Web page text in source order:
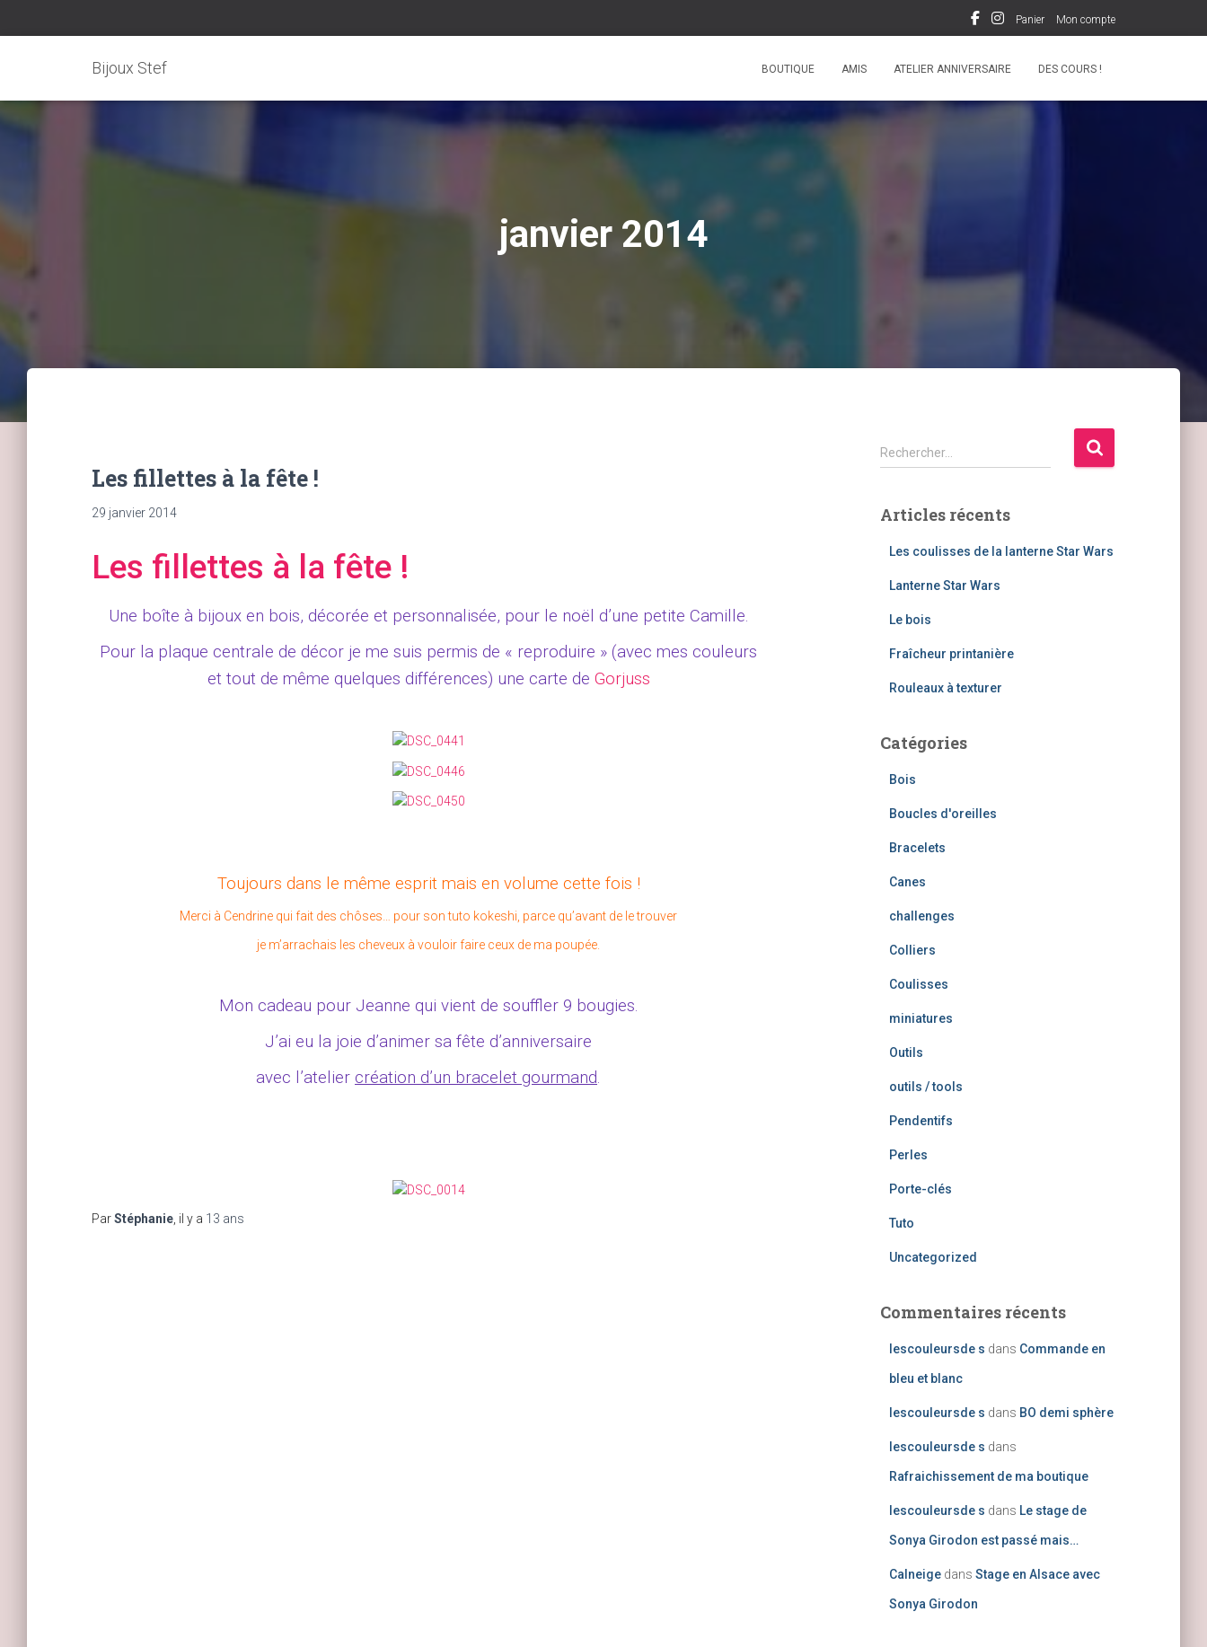
Panier Mon compte
Bijoux Stef BOUTIQUE AMIS ATELIER ANNIVERSAIRE DES COURS !
janvier 2014
Les fillettes à la fête !
29 janvier 2014
Les fillettes à la fête !
Une boîte à bijoux en bois, décorée et personnalisée, pour le noël d’une petite Camille.
Pour la plaque centrale de décor je me suis permis de « reproduire » (avec mes couleurs
et tout de même quelques différences) une carte de Gorjuss
Toujours dans le même esprit mais en volume cette fois !
Merci à Cendrine qui fait des chôses…
pour son tuto kokeshi, parce qu’avant de le trouver
je m’arrachais les cheveux à vouloir faire ceux de ma poupée.
Mon cadeau pour Jeanne qui vient de souffler 9 bougies.
J’ai eu la joie d’animer sa fête d’anniversaire
avec l’atelier création d’un bracelet gourmand.
ParStéphanie , il y a 13 ans
R
e
e
Rechercher…
Articles récents
Les coulisses de la lanterne Star Wars
Lanterne Star Wars
Le bois
Fraîcheur printanière
Rouleaux à texturer
Catégories
Bois
Boucles d'oreilles
Bracelets
Canes
challenges
Colliers
Coulisses
miniatures
Outils
outils / tools
Pendentifs
Perles
Porte-clés
Tuto
Uncategorized
Commentaires récents
lescouleursde s dans Commande en
bleu et blanc
lescouleursde s dans BO demi sphère
lescouleursde s dans
Rafraichissement de ma boutique
lescouleursde s dans Le stage de
Sonya Girodon est passé mais…
Calneigedans Stage en Alsace avec
Sonya Girodon